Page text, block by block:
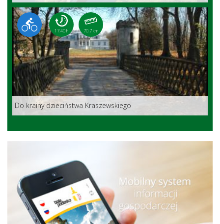
17:40 h 70.7 km
Do krainy dzieciństwa Kraszewskiego